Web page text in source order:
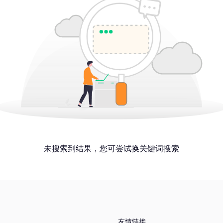
未搜索到结果，您可尝试换关键词搜索
友情链接